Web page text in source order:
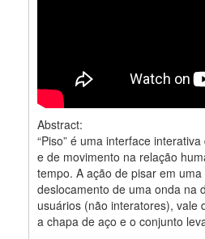
Abstract:
“Piso” é uma interface
e de movimento na relação
tempo. A ação de pisar em
deslocamento de uma onda na
usuários (não interatores), vale
a chapa de aço e o conjunto